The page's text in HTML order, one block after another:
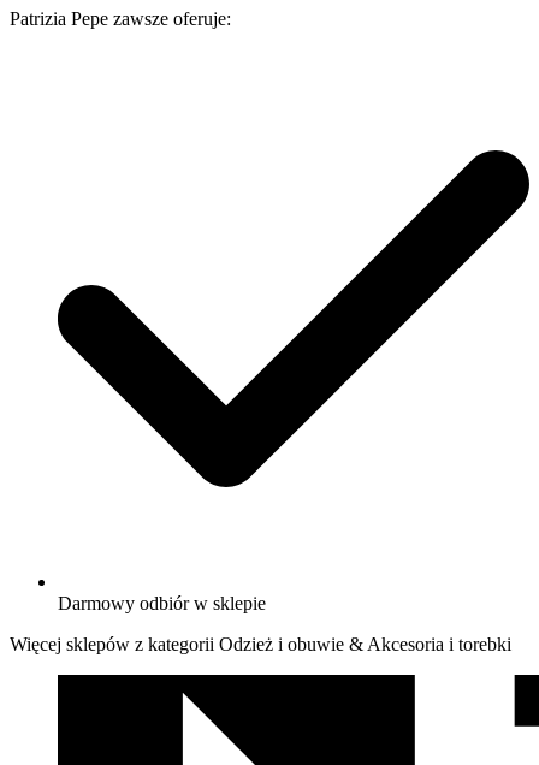
Patrizia Pepe zawsze oferuje:
Darmowy odbiór w sklepie
Więcej sklepów z kategorii Odzież i obuwie & Akcesoria i torebki